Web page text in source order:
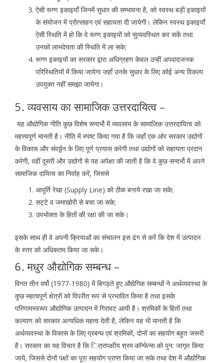
ऐसी रूग्ण इकाइयाँ जिनमें सुधार की सम्भावना है, को स्वस्थ बड़ी इकाइयों
के संयोजन में प्रोत्साहन एवं सहायता दी जायेगी। लेकिन स्वस्थ इकाइयाँ
ऐसी स्थिति में हो कि वे रूग्ण इकाइयों को सुव्यवस्थित कर सकें तथा
उनको लाभदेयता की स्थिति में ला सके;
रूग्ण इकाइयों का सरकार द्वारा अधिग्रहण केवल उन्हीं अपवादजनक
परिस्थितियों में किया जायेगा जहाँ उनके सुधार के लिए कोई अन्य विकल्प
उपयुक्त नहीं समझा जायेगा।
5. व्यवसाय का सामाजिक उत्तरदायित्व –
यह औद्योगिक नीति कुछ विशेष सन्दर्भो में व्यवसाय के सामाजिक उत्तरदायित्व को
महत्त्वपूर्ण मानती है। नीति में स्पष्ट किया गया है कि जहाँ एक ओर सरकार उद्योगों
के विकास और संवर्ठ्ठन के लिए पूर्ण प्रयास करेगी तथा उद्योगों को सहायता प्रदान
करेगी, वहीं दूसरी और उद्योगों से यह अपेक्षा की जाती है कि वे कुछ सन्दर्भो में अपने
सामाजिक दायित्व का निर्वाह करें, जिससे
आपूर्ति रेखा (Supply Line) को ठीक बनाये रखा जा सके;
सट्टे व जमाखोरी से बचा जा सके;
उपभोक्ता के हितों की रक्षा की जा सके।
इसके साथ ही वे अपनी क्रियाओं का संचालन इस ढंग से करें कि देश में उत्पादन
के स्तर को अधिकतम किया जा सके।
6. मधुर औद्योगिक सम्बन्ध –
विगत तीन वर्षो (1977-1980) में बिगड़ते हुए औद्येगिक सम्बन्धों ने अर्थव्यवस्था के
कुछ महत्वपूर्ण क्षेत्रों को विपरीत रूप से प्रभावित किया है तथा इसके
परिणामस्वरूप औद्योगिक उत्पादन में गिरावट आयी है। श्रमिकों के हितों तथा
कल्याण को सरकार अत्यधिक महत्व देती है, लेकिन यह भी मानती है कि
अर्थव्यवस्था के विकास के लिए प्रबन्ध एवं श्रमिकों, दोनों का सहयोग बहुत जरूरी
है। सरकार का यह विचार है कि ित्रापक्षीय श्रम कॉन्फेन्स को पुन: जागृत किया
जाये, जिससे दोनों पक्षों का पूरा सहयोग प्राप्त किया जा सके तथा देश में औद्योगिक